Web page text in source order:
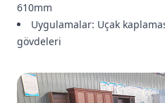
610mm
Uygulamalar: Uçak
gövdeleri